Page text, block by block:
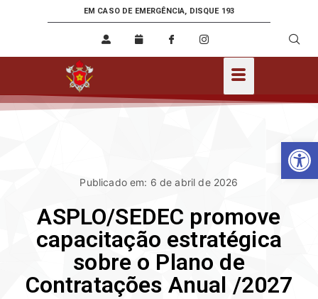
EM CASO DE EMERGÊNCIA, DISQUE 193
Publicado em: 6 de abril de 2026
ASPLO/SEDEC promove
capacitação estratégica
sobre o Plano de
Contratações Anual /2027